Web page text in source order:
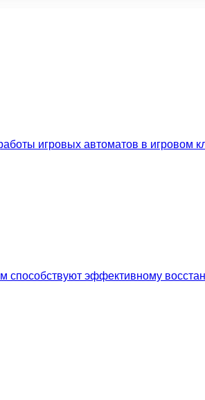
игровых автоматов в игровом
способствуют эффективному